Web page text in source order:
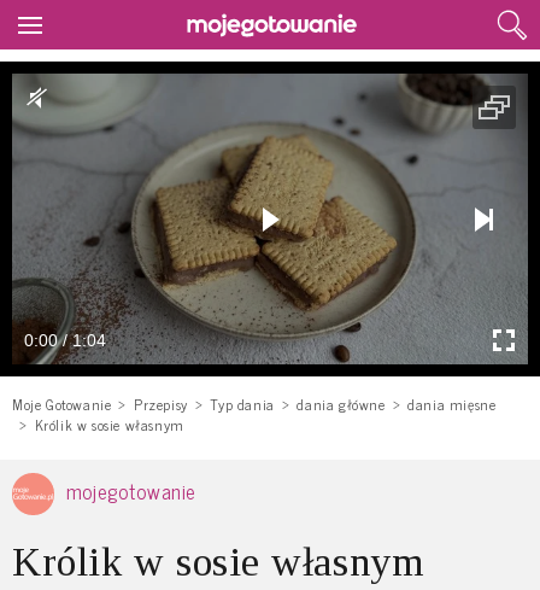
0:00 / 1:04
Moje Gotowanie Przepisy Typ dania dania główne
dania mięsne
Królik w sosie własnym
mojegotowanie
Królik w sosie własnym